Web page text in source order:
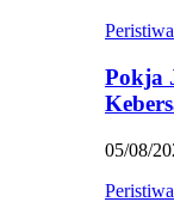
Peristiwa
Pokja
05/08/
Peristiwa